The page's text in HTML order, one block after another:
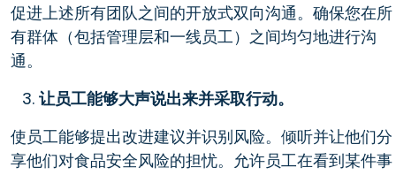
促进上述所有团队之间的开放式双向沟通。确保您在所
有群体（包括管理层和一线员工）之间均匀地进行沟
通。
让员工能够大声说出来并采取行动。
使员工能够提出改进建议并识别风险。倾听并让他们分
享他们对食品安全风险的担忧。允许员工在看到某件事